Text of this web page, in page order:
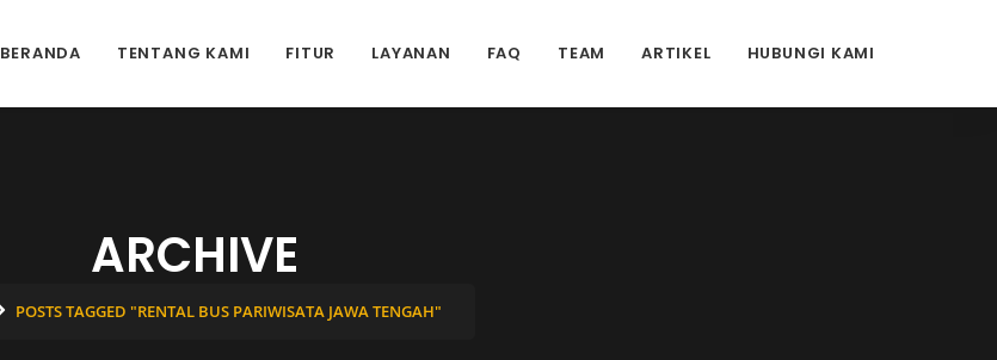
BERANDA TENTANG KAMI FITUR LAYANAN FAQ TEAM ARTIKEL HUBUNGI KAMI
ARCHIVE
POSTS TAGGED "RENTAL BUS PARIWISATA JAWA TENGAH"